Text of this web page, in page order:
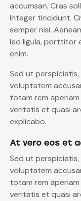
accumsan. Cras
Integer tincidunt.
semper nisi.
leo ligula, porttitor
enim.
Sed ut
voluptatem
totam rem
veritatis et quasi
explicabo.
At vero eos et
Sed ut
voluptatem
totam rem
veritatis et quasi